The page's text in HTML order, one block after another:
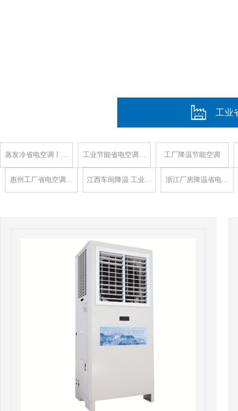
工业
蒸发冷省电空调丨… 工业节能省电空调… 工厂降温节能空调
惠州工厂省电空调… 江西车间降温 工业… 浙江厂房降温省电…